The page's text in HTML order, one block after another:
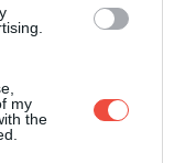
my
the